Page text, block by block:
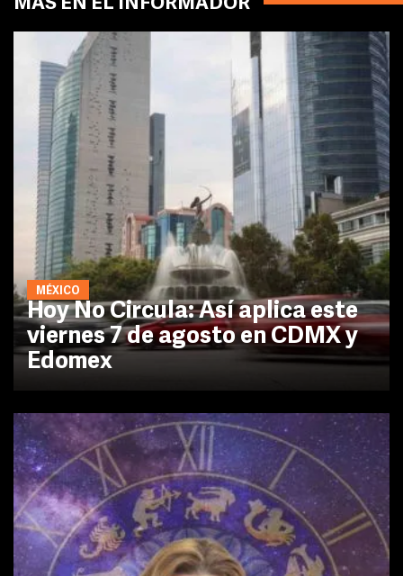
MÁS EN EL INFORMADOR
MÉXICO
Hoy No Circula: Así aplica este
viernes 7 de agosto en CDMX y
Edomex